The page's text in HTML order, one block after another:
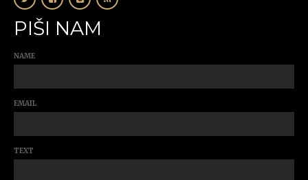
PIŠI NAM
NAME
EMAIL
TEXT